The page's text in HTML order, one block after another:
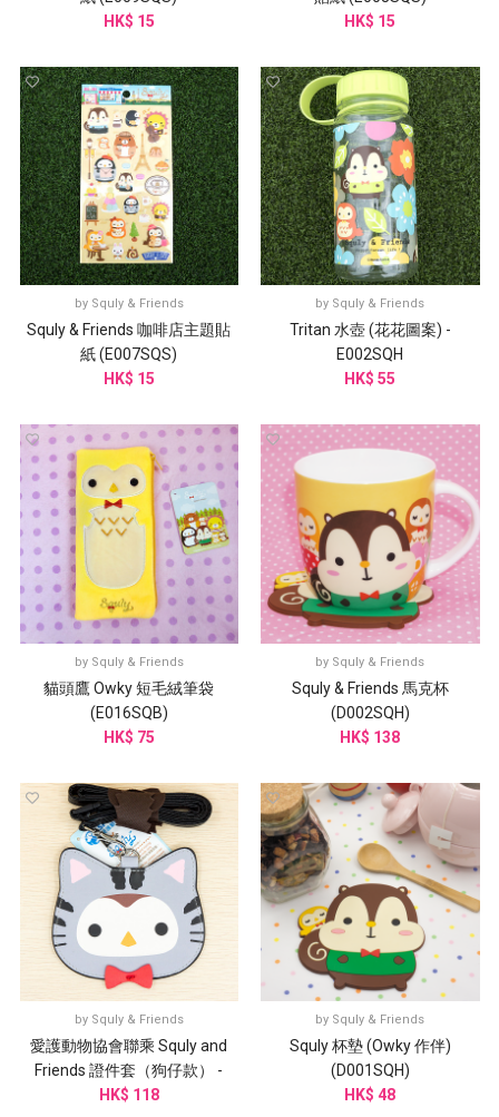
HK$ 15
HK$ 15
by Squly & Friends
Squly & Friends 咖啡店主題貼
紙 (E007SQS)
HK$ 15
by Squly & Friends
Tritan 水壺 (花花圖案) -
E002SQH
HK$ 55
by Squly & Friends
貓頭鷹 Owky 短毛絨筆袋
(E016SQB)
HK$ 75
by Squly & Friends
Squly & Friends 馬克杯
(D002SQH)
HK$ 138
by Squly & Friends
愛護動物協會聯乘 Squly and
Friends 證件套（狗仔款） -
G003SQB
HK$ 118
by Squly & Friends
Squly 杯墊 (Owky 作伴)
(D001SQH)
HK$ 48